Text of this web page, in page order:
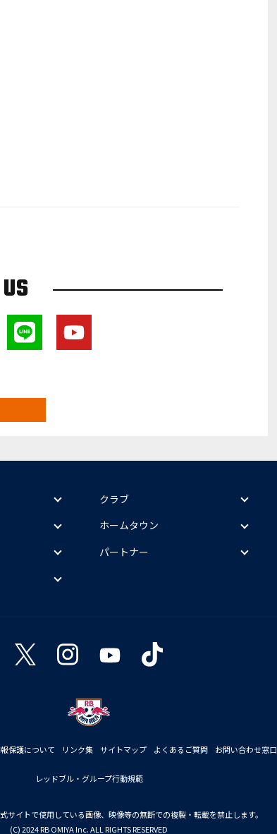
クラブ
ホームタウン
パートナー
保護について リンク集 サイトマップ よくあるご質問 お問い合わせ窓口
レッドブル・グループ行動規範
サイトで使用している画像、映像等の無断での複製・転載を禁止します。
(C) 2024 RB OMIYA Inc. ALL RIGHTS RESERVED